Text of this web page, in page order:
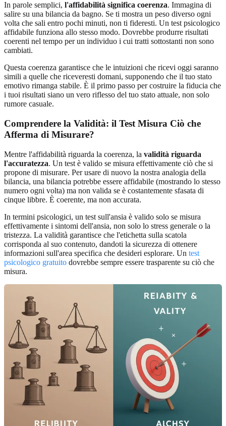
In parole semplici, l'affidabilità significa coerenza. Immagina di
salire su una bilancia da bagno. Se ti mostra un peso diverso ogni
volta che sali entro pochi minuti, non ti fideresti. Un test psicologico
affidabile funziona allo stesso modo. Dovrebbe produrre risultati
coerenti nel tempo per un individuo i cui tratti sottostanti non sono
cambiati.
Questa coerenza garantisce che le intuizioni che ricevi oggi saranno
simili a quelle che riceveresti domani, supponendo che il tuo stato
emotivo rimanga stabile. È il primo passo per costruire la fiducia che
i tuoi risultati siano un vero riflesso del tuo stato attuale, non solo
rumore casuale.
Comprendere la Validità: il Test Misura Ciò che
Afferma di Misurare?
Mentre l'affidabilità riguarda la coerenza, la validità riguarda
l'accuratezza. Un test è valido se misura effettivamente ciò che si
propone di misurare. Per usare di nuovo la nostra analogia della
bilancia, una bilancia potrebbe essere affidabile (mostrando lo stesso
numero ogni volta) ma non valida se è costantemente sfasata di
cinque libbre. È coerente, ma non accurata.
In termini psicologici, un test sull'ansia è valido solo se misura
effettivamente i sintomi dell'ansia, non solo lo stress generale o la
tristezza. La validità garantisce che l'etichetta sulla scatola
corrisponda al suo contenuto, dandoti la sicurezza di ottenere
informazioni sull'area specifica che desideri esplorare. Un test
psicologico gratuito dovrebbe sempre essere trasparente su ciò che
misura.